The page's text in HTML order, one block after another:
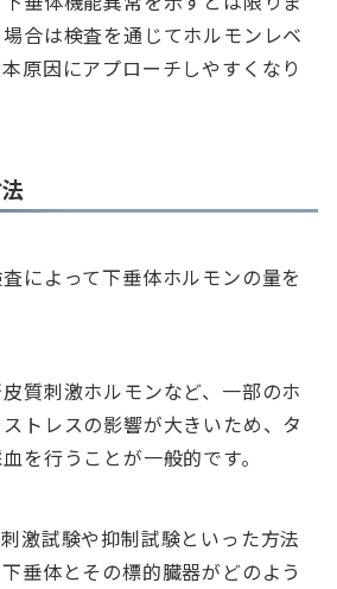
合は検査を通じてホルモンレベ
原因にアプローチしやすくなり
によって下垂体ホルモンの量を
質刺激ホルモンなど、一部のホ
トレスの影響が大きいため、タ
を行うことが一般的です。
激試験や抑制試験といった方法
垂体とその標的臓器がどのよう